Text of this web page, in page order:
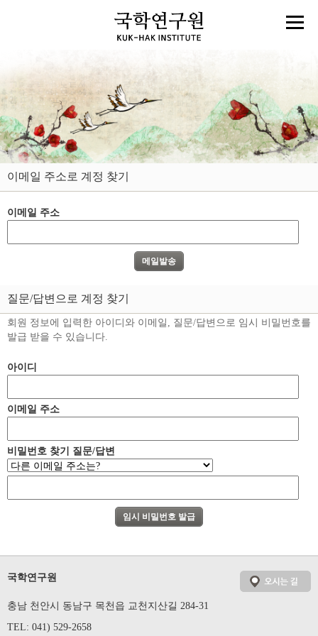
이메일 주소로 계정 찾기
이메일 주소
질문/답변으로 계정 찾기
회원 정보에 입력한 아이디와 이메일, 질문/답변으로 임시 비밀번호를
발급 받을 수 있습니다.
아이디
이메일 주소
비밀번호 찾기 질문/답변
국학연구원
충남 천안시 동남구 목천읍 교천지산길 284-31
TEL: 041) 529-2658